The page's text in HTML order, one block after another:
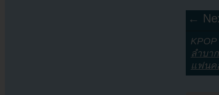
←
ลำบาก
แฟนค